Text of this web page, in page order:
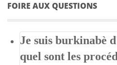
FOIRE AUX QUESTIONS
Je suis burkinabè
quel sont les